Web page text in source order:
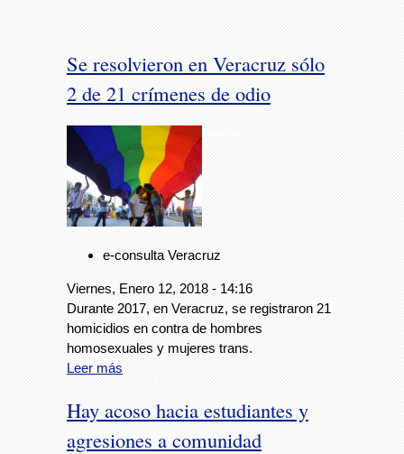
Se resolvieron en Veracruz sólo
2 de 21 crímenes de odio
e-consulta Veracruz
Viernes, Enero 12, 2018 - 14:16
Durante 2017, en Veracruz, se registraron 21
homicidios en contra de hombres
homosexuales y mujeres trans.
Leer más
Hay acoso hacia estudiantes y
agresiones a comunidad